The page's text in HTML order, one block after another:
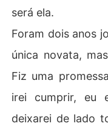
será ela.
Foram dois anos
única novata,
Fiz uma
irei cumprir, eu
deixarei de lado